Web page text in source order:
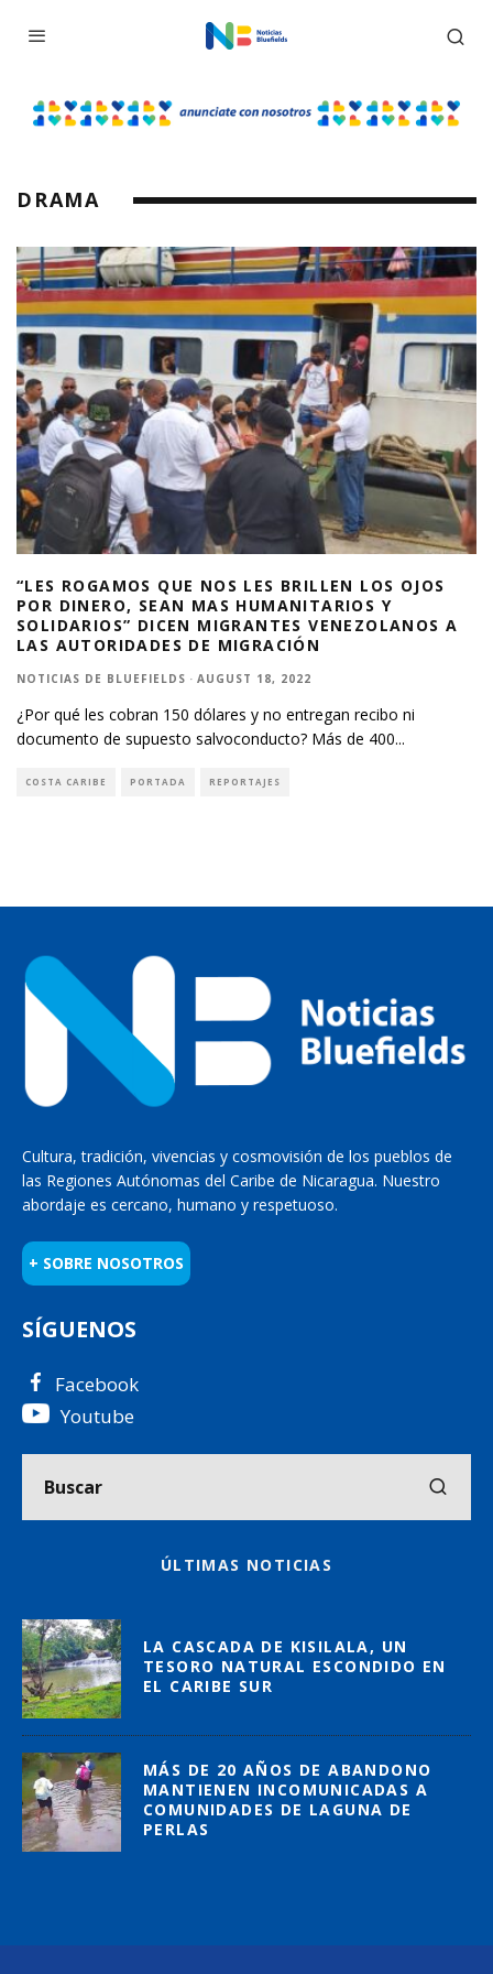
DRAMA
“LES ROGAMOS QUE NOS LES BRILLEN LOS OJOS
POR DINERO, SEAN MAS HUMANITARIOS Y
SOLIDARIOS” DICEN MIGRANTES VENEZOLANOS A
LAS AUTORIDADES DE MIGRACIÓN
NOTICIAS DE BLUEFIELDS · AUGUST 18, 2022
¿Por qué les cobran 150 dólares y no entregan recibo ni
documento de supuesto salvoconducto? Más de 400...
COSTA CARIBE PORTADA REPORTAJES
Cultura, tradición, vivencias y cosmovisión de los pueblos de
las Regiones Autónomas del Caribe de Nicaragua. Nuestro
abordaje es cercano, humano y respetuoso.
+ SOBRE NOSOTROS
SÍGUENOS
Facebook
Youtube
ÚLTIMAS NOTICIAS
LA CASCADA DE KISILALA, UN
TESORO NATURAL ESCONDIDO EN
EL CARIBE SUR
MÁS DE 20 AÑOS DE ABANDONO
MANTIENEN INCOMUNICADAS A
COMUNIDADES DE LAGUNA DE
PERLAS